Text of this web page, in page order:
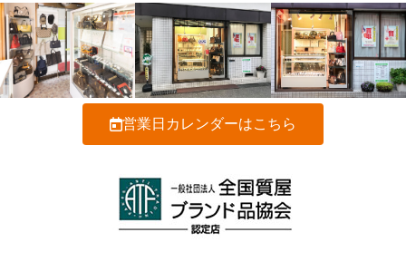
営業日カレンダーはこちら